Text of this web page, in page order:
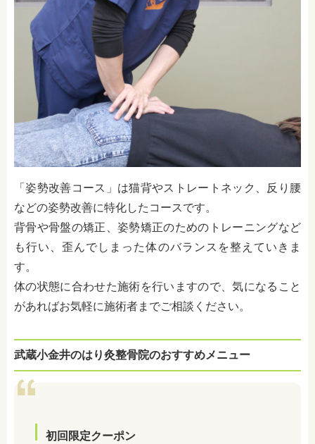
「姿勢改善コース」は猫背やストレートネック、反り腰
などの姿勢改善に特化したコースです。
背骨や骨盤の矯正、姿勢矯正のためのトレーニングなど
も行い、歪んでしまった体のバランスを整えていきま
す。
体の状態に合わせた施術を行いますので、気になること
があればお気軽に施術者までご相談ください。
武蔵小金井のはり灸整骨院のおすすめメニュー
初回限定クーポン